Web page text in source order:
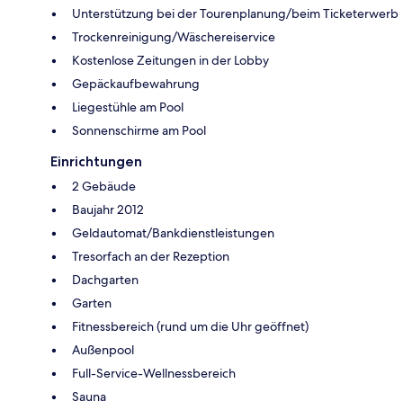
Unterstützung bei der Tourenplanung/beim Ticketerwerb
Trockenreinigung/Wäschereiservice
Kostenlose Zeitungen in der Lobby
Gepäckaufbewahrung
Liegestühle am Pool
Sonnenschirme am Pool
Einrichtungen
2 Gebäude
Baujahr 2012
Geldautomat/Bankdienstleistungen
Tresorfach an der Rezeption
Dachgarten
Garten
Fitnessbereich (rund um die Uhr geöffnet)
Außenpool
Full-Service-Wellnessbereich
Sauna